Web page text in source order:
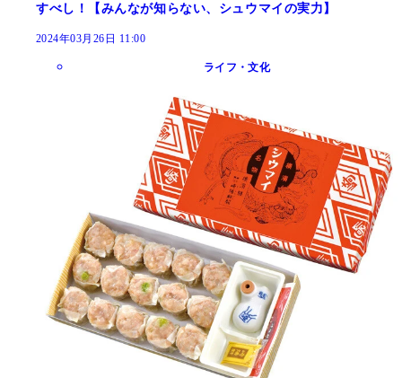
すべし！【みんなが知らない、シュウマイの実力】
2024年03月26日 11:00
ライフ・文化